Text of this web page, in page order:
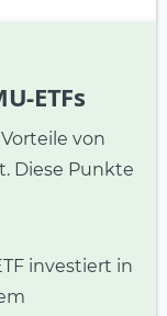
ETFs
von
Diese Punkte
investiert in